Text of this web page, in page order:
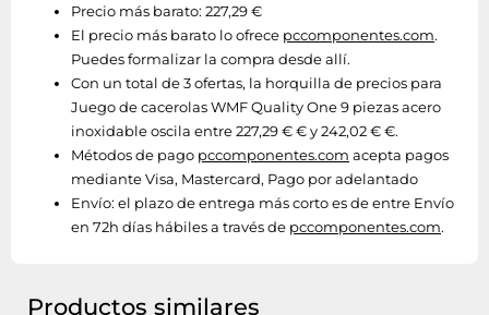
Precio más barato: 227,29 €
El precio más barato lo ofrece pccomponentes.com.
Puedes formalizar la compra desde allí.
Con un total de 3 ofertas, la horquilla de precios para
Juego de cacerolas WMF Quality One 9 piezas acero
inoxidable oscila entre 227,29 € € y 242,02 € €.
Métodos de pago pccomponentes.com acepta pagos
mediante Visa, Mastercard, Pago por adelantado
Envío: el plazo de entrega más corto es de entre Envío
en 72h días hábiles a través de pccomponentes.com.
Productos similares